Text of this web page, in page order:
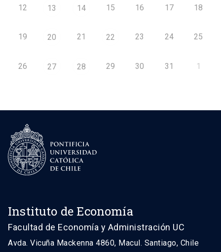
12 13 14 15 16 17 18
19 20 21 22 23 24 25
26 27 28 29 30 31 1
Instituto de Economía
Facultad de Economía y Administración UC
Avda. Vicuña Mackenna 4860, Macul. Santiago, Chile